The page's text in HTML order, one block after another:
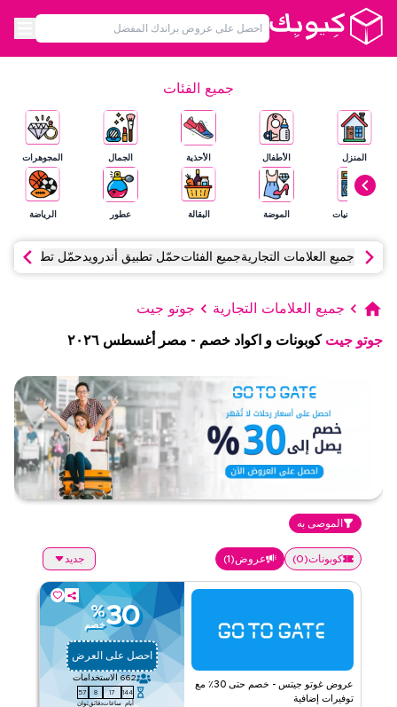
جميع الفئات
المنزل
الإلكترونيات
الأطفال
الموضة
الأحذية
البقالة
الجمال
عطور
المجوهرات
الرياضة
جميع العلامات التجاريةجميع الفئاتحمّل تطبيق أندرويدحمّل تطبيق آي
جميع العلامات التجارية جوتو جيت
جوتو جيت كوبونات و اكواد خصم - مصر أغسطس ٢٠٢٦
الموصى به
كوبونات(
0
) عروض(
1
) جديد
عروض غوتو جيتس - خصم حتى 30٪ مع
توفيرات إضافية
30
%
خصم
احصل على العرض
662 الاستخدامات
144
أيام
17
ساعات
8
دقائق
56
ثوان